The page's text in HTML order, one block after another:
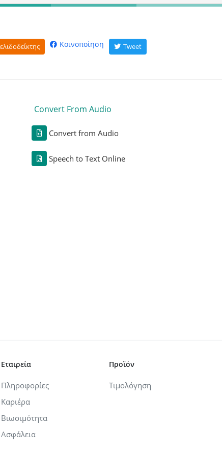
Κοινοποίηση Tweet
Convert From Audio
Convert from Audio
Speech to Text Online
Εταιρεία
Πληροφορίες
Καριέρα
Βιωσιμότητα
Ασφάλεια
Προϊόν
Τιμολόγηση